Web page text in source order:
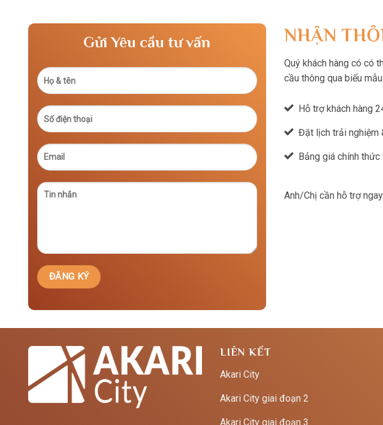
Gửi Yêu cầu tư vấn NHẬN
Quý khách hàng có có
cầu thông qua biểu
Hỗ trợ khách hàng
Đặt lịch trải nghiệm
Bảng giá chính
Anh/Chị cần hỗ trợ
LIÊN KẾT
Akari City
Akari City giai đoạn 2
Akari City giai đoạn 3